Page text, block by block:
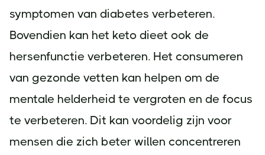
symptomen van diabetes verbeteren.
Bovendien kan het keto dieet ook de
hersenfunctie verbeteren. Het consumeren
van gezonde vetten kan helpen om de
mentale helderheid te vergroten en de focus
te verbeteren. Dit kan voordelig zijn voor
mensen die zich beter willen concentreren